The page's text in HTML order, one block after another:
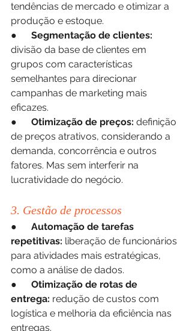
tendências de mercado e otimizar a
produção e estoque.
● Segmentação de clientes:
divisão da base de clientes em
grupos com características
semelhantes para direcionar
campanhas de marketing mais
eficazes.
● Otimização de preços: definição
de preços atrativos, considerando a
demanda, concorrência e outros
fatores. Mas sem interferir na
lucratividade do negócio.
3. Gestão de processos
● Automação de tarefas
repetitivas: liberação de funcionários
para atividades mais estratégicas,
como a análise de dados.
● Otimização de rotas de
entrega: redução de custos com
logística e melhoria da eficiência nas
entregas.